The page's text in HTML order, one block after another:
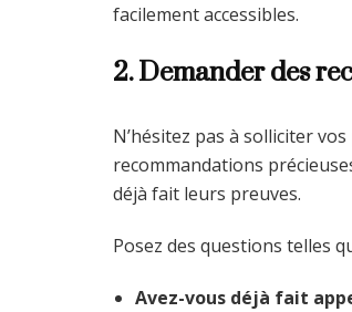
facilement accessibles.
2. Demander des
N’hésitez pas à solliciter
recommandations
déjà fait leurs preuves.
Posez des questions telles
Avez-vous déjà fait